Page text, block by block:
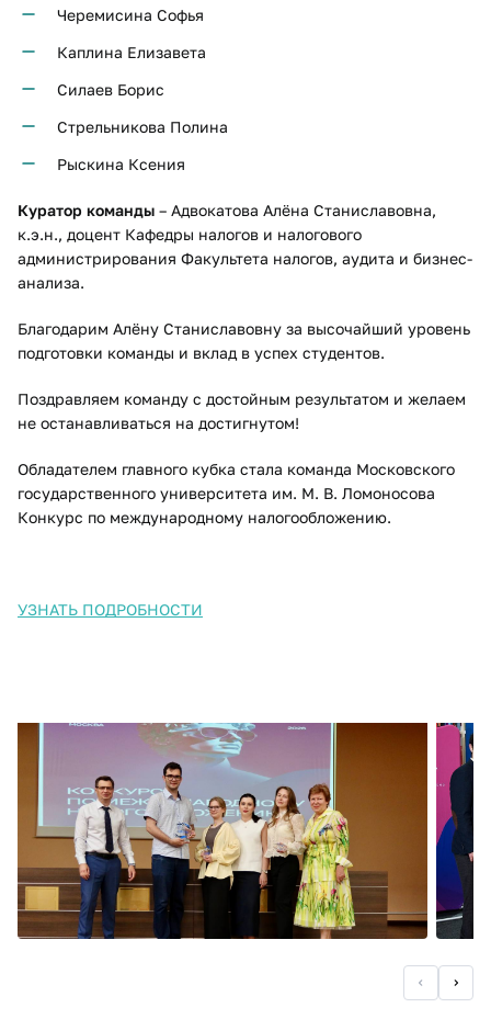
Черемисина Софья
Каплина Елизавета
Силаев Борис
Стрельникова Полина
Рыскина Ксения
Куратор команды – Адвокатова Алёна Станиславовна,
к.э.н., доцент Кафедры налогов и налогового
администрирования Факультета налогов, аудита и бизнес-
анализа.
Благодарим Алёну Станиславовну за высочайший уровень
подготовки команды и вклад в успех студентов.
Поздравляем команду с достойным результатом и желаем
не останавливаться на достигнутом!
Обладателем главного кубка стала команда Московского
государственного университета им. М. В. Ломоносова
Конкурс по международному налогообложению.
УЗНАТЬ ПОДРОБНОСТИ